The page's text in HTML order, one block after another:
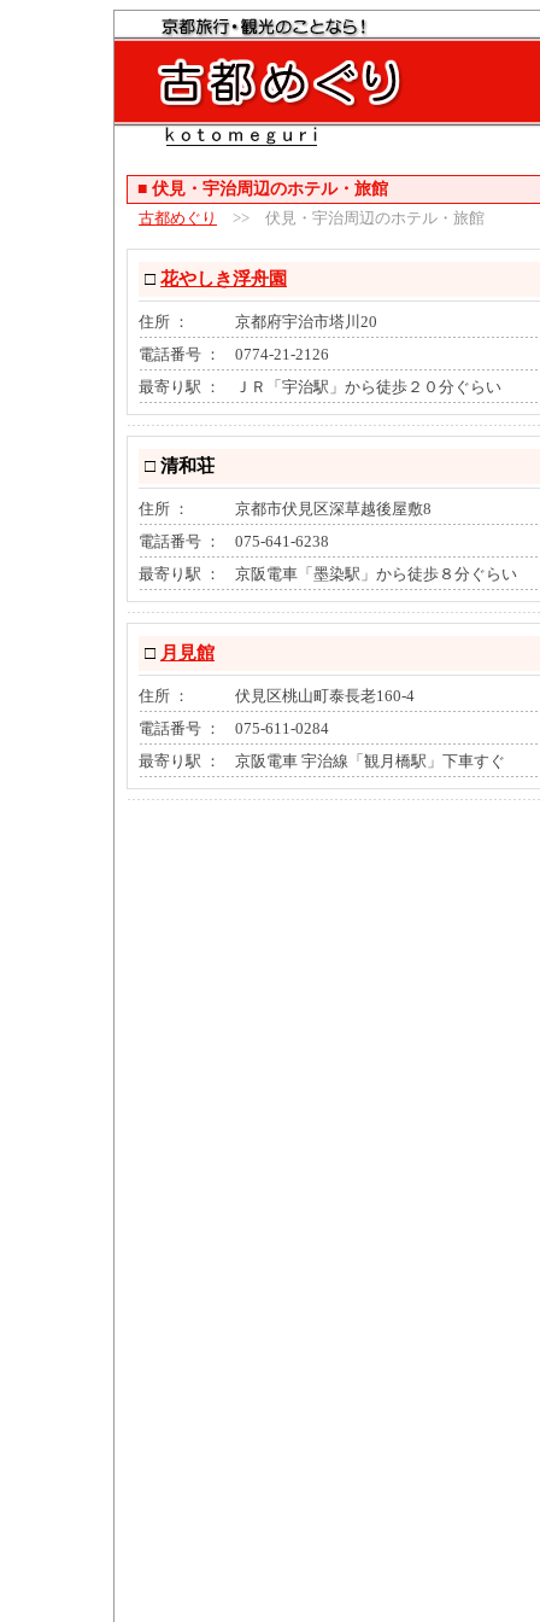
■ 伏見・宇治周辺のホテル・旅館
古都めぐり
>> 伏見・宇治周辺のホテル・旅館
□ 花やしき浮舟園
住所 ：
京都府宇治市塔川20
電話番号 ：
0774-21-2126
最寄り駅 ：
ＪＲ「宇治駅」から徒歩２０分ぐらい
□ 清和荘
住所 ：
京都市伏見区深草越後屋敷8
電話番号 ：
075-641-6238
最寄り駅 ：
京阪電車「墨染駅」から徒歩８分ぐらい
□ 月見館
住所 ：
伏見区桃山町泰長老160-4
電話番号 ：
075-611-0284
最寄り駅 ：
京阪電車 宇治線「観月橋駅」下車すぐ